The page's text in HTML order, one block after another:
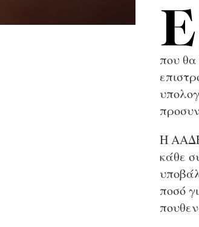
Ε
που θα
Η ΑΑΔΕ
κάθε
ποσό